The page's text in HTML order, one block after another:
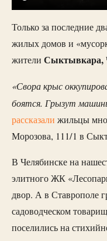
Только за последние
жилых домов и
жители Сыктывкара,
«Свора крыс
боятся. Грызут
рассказали жильцы
Морозова, 111/1 в
В Челябинске на
элитного ЖК
двор. А в Ставрополе
садоводческом
поселились на